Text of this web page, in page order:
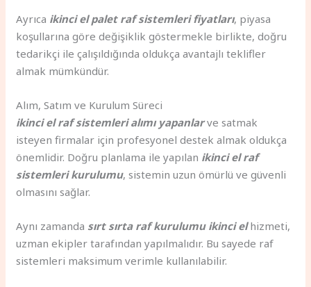
Ayrıca ikinci el palet raf sistemleri fiyatları, piyasa
koşullarına göre değişiklik göstermekle birlikte, doğru
tedarikçi ile çalışıldığında oldukça avantajlı teklifler
almak mümkündür.
Alım, Satım ve Kurulum Süreci
ikinci el raf sistemleri alımı yapanlarve satmak
isteyen firmalar için profesyonel destek almak oldukça
önemlidir. Doğru planlama ile yapılan ikinci el raf
sistemleri kurulumu, sistemin uzun ömürlü ve güvenli
olmasını sağlar.
Aynı zamanda sırt sırta raf kurulumu ikinci elhizmeti,
uzman ekipler tarafından yapılmalıdır. Bu sayede raf
sistemleri maksimum verimle kullanılabilir.